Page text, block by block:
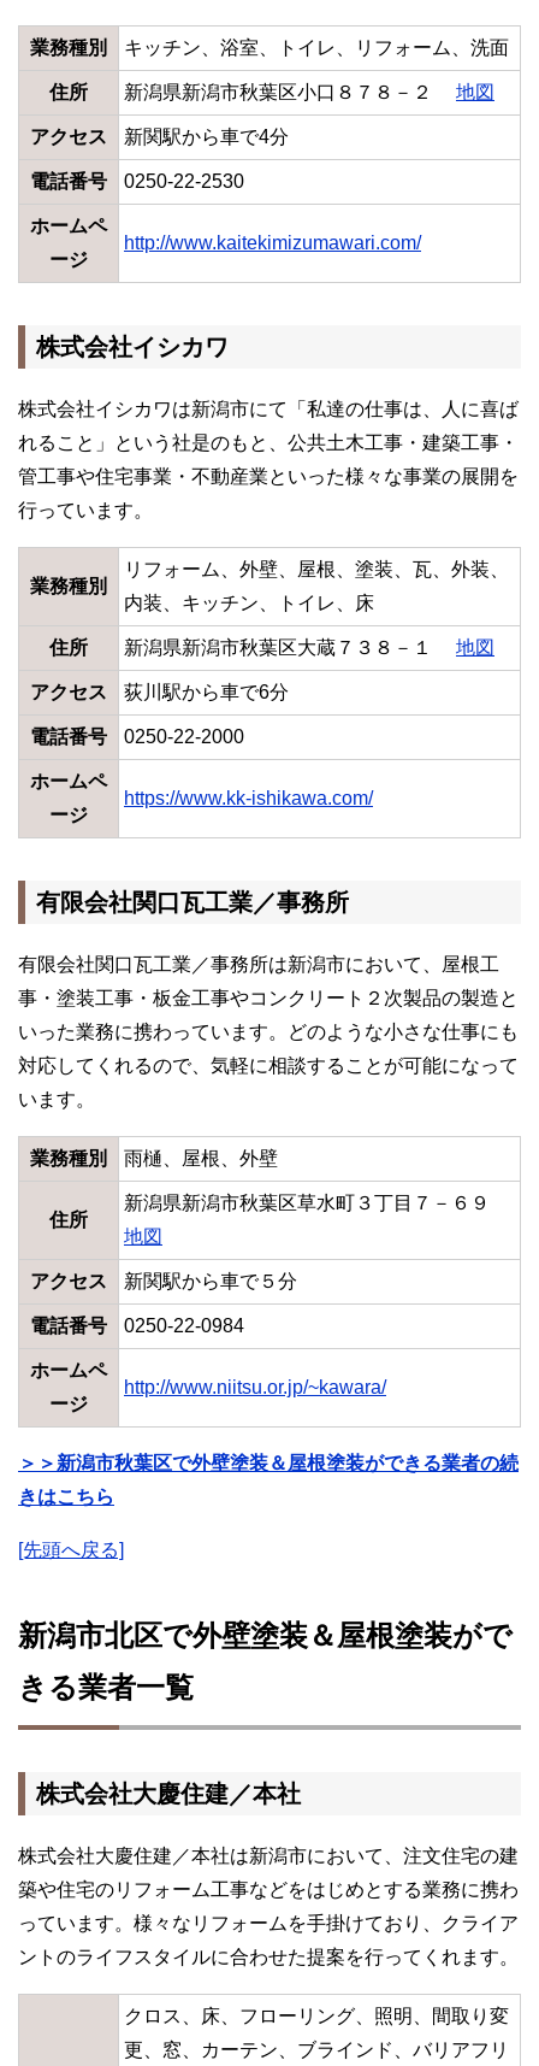
業務種別 キッチン、浴室、トイレ、リフォーム、洗面
住所 新潟県新潟市秋葉区小口８７８－２ 地図
アクセス 新関駅から車で4分
電話番号 0250-22-2530
ホームペ
ージ
http://www.kaitekimizumawari.com/
株式会社イシカワ
株式会社イシカワは新潟市にて「私達の仕事は、人に喜ば
れること」という社是のもと、公共土木工事・建築工事・
管工事や住宅事業・不動産業といった様々な事業の展開を
行っています。
業務種別
リフォーム、外壁、屋根、塗装、瓦、外装、
内装、キッチン、トイレ、床
住所 新潟県新潟市秋葉区大蔵７３８－１ 地図
アクセス 荻川駅から車で6分
電話番号 0250-22-2000
ホームペ
ージ
https://www.kk-ishikawa.com/
有限会社関口瓦工業／事務所
有限会社関口瓦工業／事務所は新潟市において、屋根工
事・塗装工事・板金工事やコンクリート２次製品の製造と
いった業務に携わっています。どのような小さな仕事にも
対応してくれるので、気軽に相談することが可能になって
います。
業務種別 雨樋、屋根、外壁
住所
新潟県新潟市秋葉区草水町３丁目７－６９
地図
アクセス 新関駅から車で５分
電話番号 0250-22-0984
ホームペ
ージ
http://www.niitsu.or.jp/~kawara/
＞＞新潟市秋葉区で外壁塗装＆屋根塗装ができる業者の続
きはこちら
[先頭へ戻る]
新潟市北区で外壁塗装＆屋根塗装がで
きる業者一覧
株式会社大慶住建／本社
株式会社大慶住建／本社は新潟市において、注文住宅の建
築や住宅のリフォーム工事などをはじめとする業務に携わ
っています。様々なリフォームを手掛けており、クライア
ントのライフスタイルに合わせた提案を行ってくれます。
クロス、床、フローリング、照明、間取り変
更、窓、カーテン、ブラインド、バリアフリ